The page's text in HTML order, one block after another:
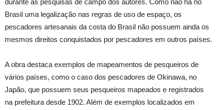
durante as pesquisas de campo dos autores. Como não há no
Brasil uma legalização nas regras de uso de espaço, os
pescadores artesanais da costa do Brasil não possuem ainda os
mesmos direitos conquistados por pescadores em outros países.
A obra destaca exemplos de mapeamentos de pesqueiros de
vários países, como o caso dos pescadores de Okinawa, no
Japão, que possuem seus pesqueiros mapeados e registrados
na prefeitura desde 1902. Além de exemplos localizados em